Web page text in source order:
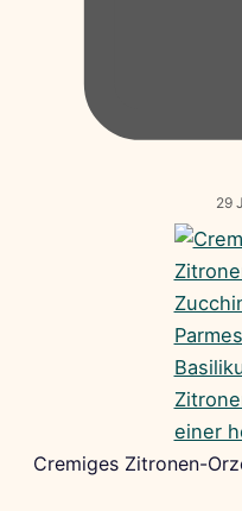
29
Cremiges Zitronen-